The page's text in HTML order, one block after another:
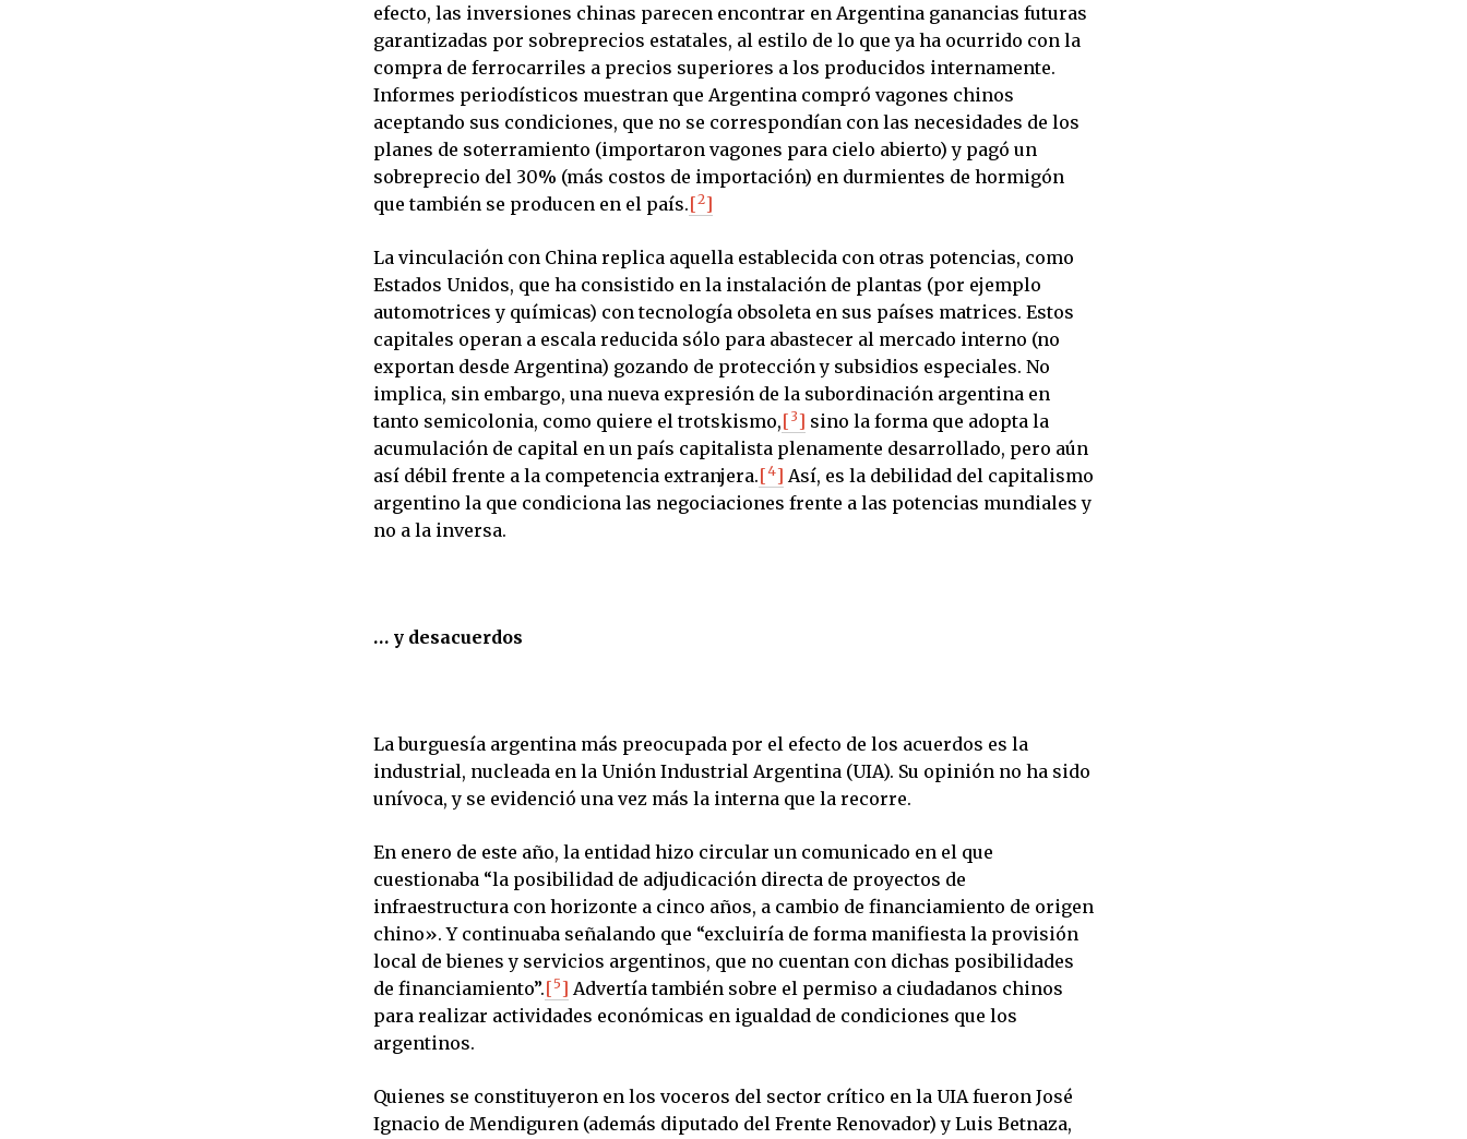
efecto, las inversiones chinas parecen encontrar en Argentina ganancias futuras
garantizadas por sobreprecios estatales, al estilo de lo que ya ha ocurrido con la
compra de ferrocarriles a precios superiores a los producidos internamente.
Informes periodísticos muestran que Argentina compró vagones chinos
aceptando sus condiciones, que no se correspondían con las necesidades de los
planes de soterramiento (importaron vagones para cielo abierto) y pagó un
sobreprecio del 30% (más costos de importación) en durmientes de hormigón
que también se producen en el país.[2]
La vinculación con China replica aquella establecida con otras potencias, como
Estados Unidos, que ha consistido en la instalación de plantas (por ejemplo
automotrices y químicas) con tecnología obsoleta en sus países matrices. Estos
capitales operan a escala reducida sólo para abastecer al mercado interno (no
exportan desde Argentina) gozando de protección y subsidios especiales. No
implica, sin embargo, una nueva expresión de la subordinación argentina en
tanto semicolonia, como quiere el trotskismo,[ 3] sino la forma que adopta la
acumulación de capital en un país capitalista plenamente desarrollado, pero aún
así débil frente a la competencia extranjera.[4] Así, es la debilidad del capitalismo
argentino la que condiciona las negociaciones frente a las potencias mundiales y
no a la inversa.
… y desacuerdos
La burguesía argentina más preocupada por el efecto de los acuerdos es la
industrial, nucleada en la Unión Industrial Argentina (UIA). Su opinión no ha sido
unívoca, y se evidenció una vez más la interna que la recorre.
En enero de este año, la entidad hizo circular un comunicado en el que
cuestionaba “la posibilidad de adjudicación directa de proyectos de
infraestructura con horizonte a cinco años, a cambio de financiamiento de origen
chino». Y continuaba señalando que “excluiría de forma manifiesta la provisión
local de bienes y servicios argentinos, que no cuentan con dichas posibilidades
de financiamiento”.[5] Advertía también sobre el permiso a ciudadanos chinos
para realizar actividades económicas en igualdad de condiciones que los
argentinos.
Quienes se constituyeron en los voceros del sector crítico en la UIA fueron José
Ignacio de Mendiguren (además diputado del Frente Renovador) y Luis Betnaza,